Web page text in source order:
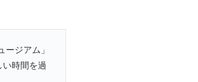
ジアム」
時間を過